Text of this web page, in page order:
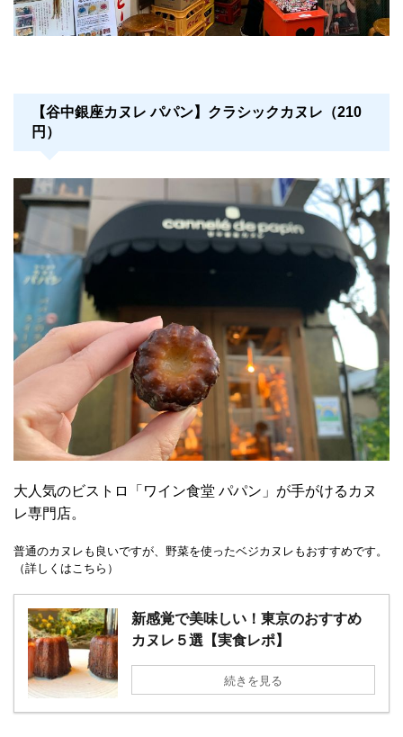
【谷中銀座カヌレ パパン】クラシックカヌレ（210
円）
大人気のビストロ「ワイン食堂 パパン」が手がけるカヌ
レ専門店。
普通のカヌレも良いですが、野菜を使ったベジカヌレもおすすめです。
（詳しくはこちら）
新感覚で美味しい！東京のおすすめ
カヌレ５選【実食レポ】
続きを見る